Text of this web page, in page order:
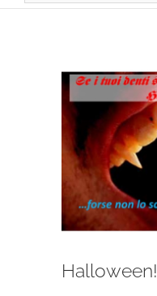
Ingrandisci
immagine
Halloween!